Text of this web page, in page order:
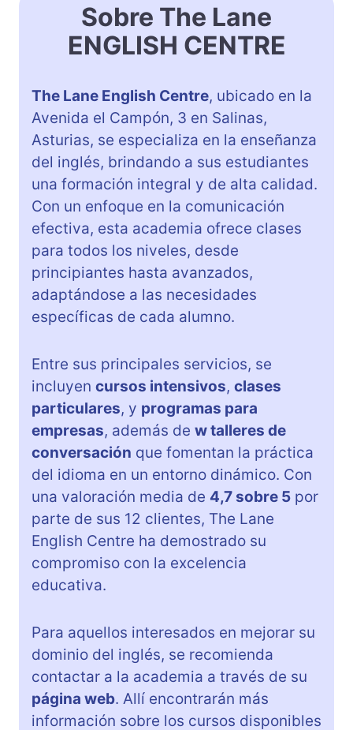
Sobre The Lane
ENGLISH CENTRE
The Lane English Centre, ubicado en la
Avenida el Campón, 3 en Salinas,
Asturias, se especializa en la enseñanza
del inglés, brindando a sus estudiantes
una formación integral y de alta calidad.
Con un enfoque en la comunicación
efectiva, esta academia ofrece clases
para todos los niveles, desde
principiantes hasta avanzados,
adaptándose a las necesidades
específicas de cada alumno.
Entre sus principales servicios, se
incluyen cursos intensivos, clases
particulares, y programas para
empresas, además de w talleres de
conversación que fomentan la práctica
del idioma en un entorno dinámico. Con
una valoración media de 4,7 sobre 5 por
parte de sus 12 clientes, The Lane
English Centre ha demostrado su
compromiso con la excelencia
educativa.
Para aquellos interesados en mejorar su
dominio del inglés, se recomienda
contactar a la academia a través de su
página web. Allí encontrarán más
información sobre los cursos disponibles